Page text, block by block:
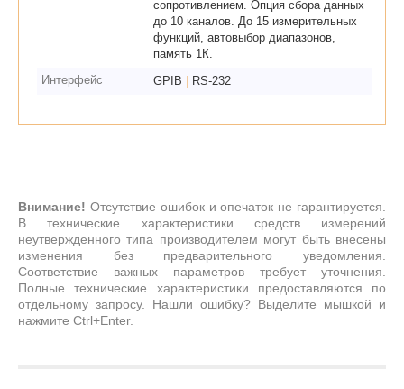
сопротивлением. Опция сбора данных
до 10 каналов. До 15 измерительных
функций, автовыбор диапазонов,
память 1К.
Интерфейс
GPIB RS-232
Внимание! Отсутствие ошибок и опечаток не гарантируется.
В технические характеристики средств измерений
неутвержденного типа производителем могут быть внесены
изменения без предварительного уведомления.
Соответствие важных параметров требует уточнения.
Полные технические характеристики предоставляются по
отдельному запросу. Нашли ошибку? Выделите мышкой и
нажмите Ctrl+Enter.